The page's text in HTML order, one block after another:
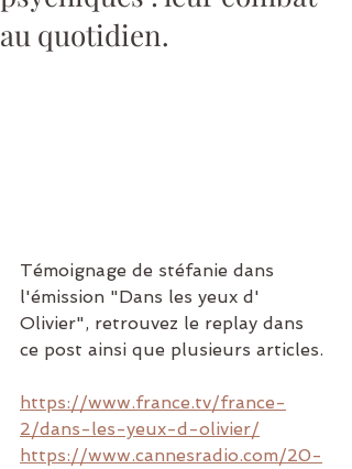
au quotidien.
Témoignage de stéfanie dans
l'émission "Dans les yeux d'
Olivier", retrouvez le replay dans
ce post ainsi que plusieurs articles.
https://www.france.tv/france-
2/dans-les-yeux-d-olivier/
https://www.cannesradio.com/20-